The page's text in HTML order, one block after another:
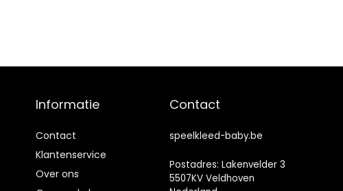
Informatie
Contact
Klantenservice
Over ons
Contact
speelkleed-baby.be
Postadres: Lakenvelder 3
5507KV Veldhoven